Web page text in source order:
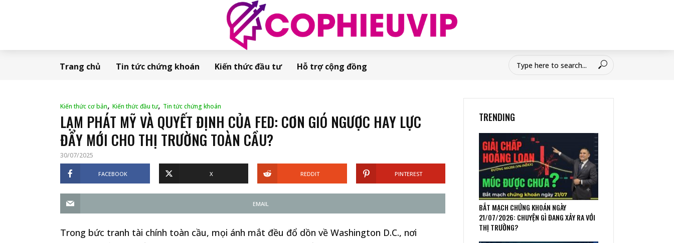
Trang chủ Tin tức chứng khoán Kiến thức đầu tư Hỗ trợ cộng đồng
Kiến thức cơ bản, Kiến thức đầu tư, Tin tức chứng khoán
LẠM PHÁT MỸ VÀ QUYẾT ĐỊNH CỦA FED: CƠN GIÓ NGƯỢC HAY LỰC
ĐẨY MỚI CHO THỊ TRƯỜNG TOÀN CẦU?
30/07/2025
FACEBOOK X REDDIT PINTEREST
EMAIL
Trong bức tranh tài chính toàn cầu, mọi ánh mắt đều đổ dồn về Washington D.C., nơi
TRENDING
BẮT MẠCH CHỨNG KHOÁN NGÀY
21/07/2026: CHUYỆN GÌ ĐANG XẢY RA VỚI
THỊ TRƯỜNG?